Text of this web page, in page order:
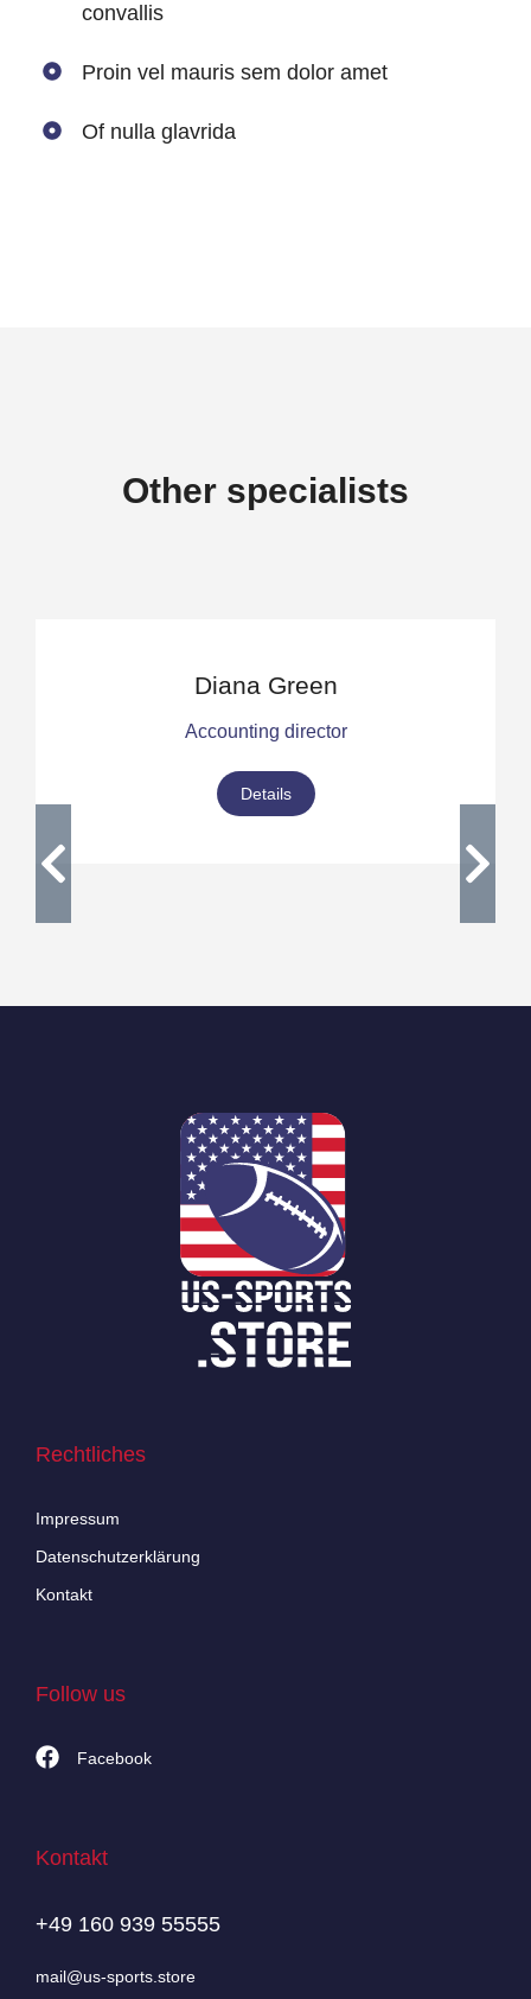
convallis
Proin vel mauris sem dolor amet
Of nulla glavrida
Other specialists
Diana Green
Accounting director
Details
Rechtliches
Impressum
Datenschutzerklärung
Kontakt
Follow us
Facebook
Kontakt
+49 160 939 55555
mail@us-sports.store